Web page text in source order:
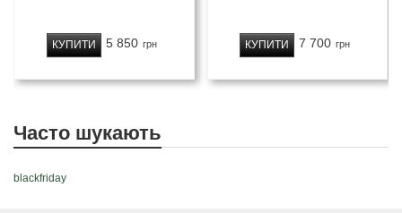
5 850 грн
КУПИТИ 7 700 грн
КУПИТИ
Часто шукають
blackfriday